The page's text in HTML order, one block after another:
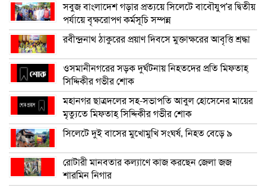
সবুজ বাংলাদেশ গড়ার প্রত্যয়ে সিলেটে বাবৌযুপ’র দ্বিতীয়
পর্যায়ে বৃক্ষরোপণ কর্মসূচি সম্পন্ন
রবীন্দ্রনাথ ঠাকুরের প্রয়াণ দিবসে মুক্তাক্ষরের আবৃত্তি শ্রদ্ধা
ওসমানীনগরের সড়ক দুর্ঘটনায় নিহতদের প্রতি মিফতাহ্
সিদ্দিকীর গভীর শোক
মহানগর ছাত্রদলের সহ-সভাপতি আবুল হোসেনের মায়ের
মৃত্যুতে মিফতাহ্ সিদ্দিকীর গভীর শোক
সিলেটে দুই বাসের মুখোমুখি সংঘর্ষ, নিহত বেড়ে ৯
রোটারী মানবতার কল্যাণে কাজ করছেন জেলা জজ
শারমিন নিগার